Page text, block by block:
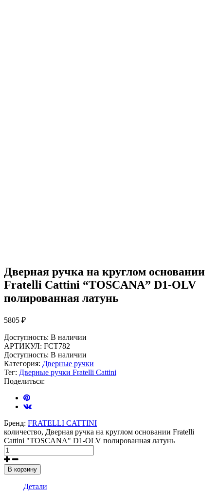
Дверная ручка на круглом основании
Fratelli Cattini “TOSCANA” D1-OLV
полированная латунь
5805 ₽
Доступность: В наличии
АРТИКУЛ: FCT782
Доступность: В наличии
Категория: Дверные ручки
Тег: Дверные ручки Fratelli Cattini
Поделиться:
Бренд: FRATELLI CATTINI
количество, Дверная ручка на круглом основании Fratelli
Cattini "TOSCANA" D1-OLV полированная латунь
В корзину
Детали